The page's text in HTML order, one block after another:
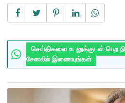
செய்திகளை உடனுக்குடன் பெற
சேனலில் இணையுங்கள்